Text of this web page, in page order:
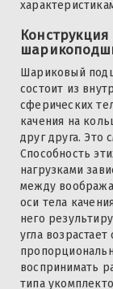
Шариковый
состоит из
сферических
качения на
друг друга. Это
Способность
нагрузками
между
оси тела
него
угла
воспринимать
типа